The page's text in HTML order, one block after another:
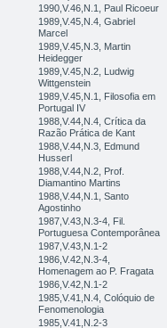
1990,V.46,N.1, Paul Ricoeur
1989,V.45,N.4, Gabriel
Marcel
1989,V.45,N.3, Martin
Heidegger
1989,V.45,N.2, Ludwig
Wittgenstein
1989,V.45,N.1, Filosofia em
Portugal IV
1988,V.44,N.4, Crítica da
Razão Prática de Kant
1988,V.44,N.3, Edmund
Husserl
1988,V.44,N.2, Prof.
Diamantino Martins
1988,V.44,N.1, Santo
Agostinho
1987,V.43,N.3-4, Fil.
Portuguesa Contemporânea
1987,V.43,N.1-2
1986,V.42,N.3-4,
Homenagem ao P. Fragata
1986,V.42,N.1-2
1985,V.41,N.4, Colóquio de
Fenomenologia
1985,V.41,N.2-3